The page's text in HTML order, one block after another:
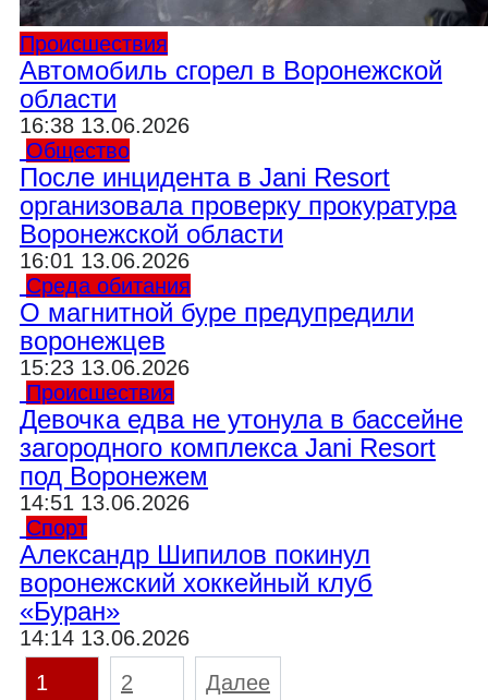
Происшествия
Автомобиль сгорел в Воронежской
области
16:38 13.06.2026
Общество
После инцидента в Jani Resort
организовала проверку прокуратура
Воронежской области
16:01 13.06.2026
Среда обитания
О магнитной буре предупредили
воронежцев
15:23 13.06.2026
Происшествия
Девочка едва не утонула в бассейне
загородного комплекса Jani Resort
под Воронежем
14:51 13.06.2026
Спорт
Александр Шипилов покинул
воронежский хоккейный клуб
«Буран»
14:14 13.06.2026
Пагинация
записей
1 2 Далее